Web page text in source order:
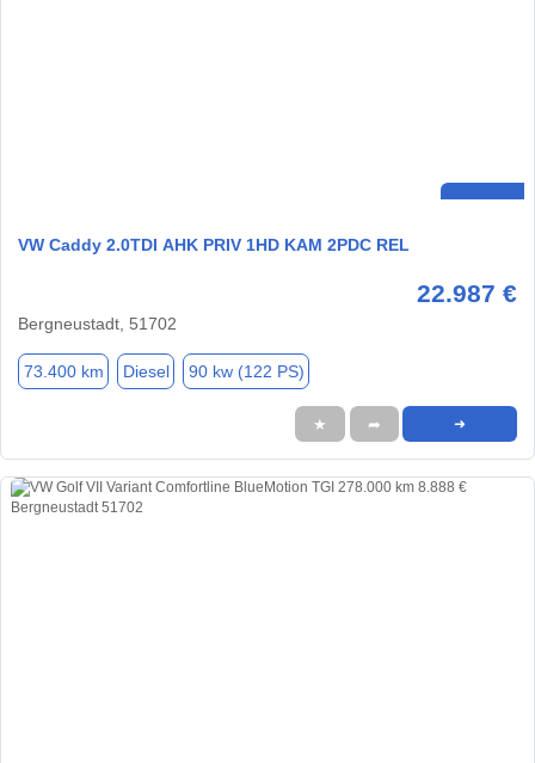
VW Caddy 2.0TDI AHK PRIV 1HD KAM 2PDC REL
22.987 €
Bergneustadt, 51702
73.400 km Diesel 90 kw (122 PS)
★ ➦ ➜